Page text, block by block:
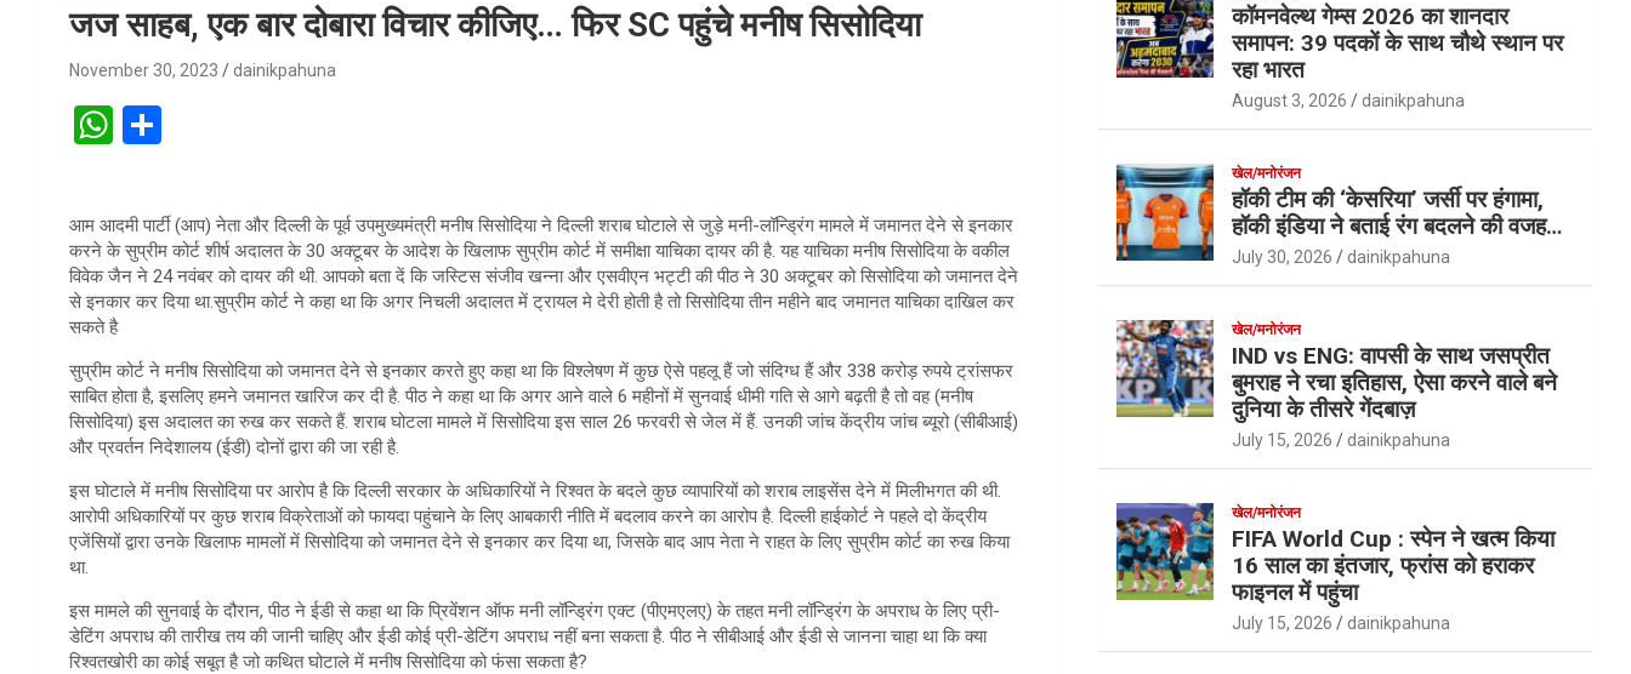
जज साहब, एक बार दोबारा व‍िचार कीज‍िए… फ‍िर SC पहुंचे मनीष स‍िसोद‍िया
November 30, 2023 dainikpahuna
W
s
A
p
p
ar
e
आम आदमी पार्टी (आप) नेता और दिल्ली के पूर्व उपमुख्यमंत्री मनीष सिसोदिया ने दिल्ली शराब घोटाले से जुड़े मनी-लॉन्ड्रिंग मामले में जमानत देने से इनकार
करने के सुप्रीम कोर्ट शीर्ष अदालत के 30 अक्टूबर के आदेश के खिलाफ सुप्रीम कोर्ट में समीक्षा याचिका दायर की है. यह याचिका मनीष स‍िसोद‍िया के वकील
विवेक जैन ने 24 नवंबर को दायर की थी. आपको बता दें क‍ि जस्टिस संजीव खन्ना और एसवीएन भट्टी की पीठ ने 30 अक्टूबर को सिसोदिया को जमानत देने
से इनकार कर दिया था.सुप्रीम कोर्ट ने कहा था कि अगर निचली अदालत में ट्रायल मे देरी होती है तो सिसोदिया तीन महीने बाद जमानत याचिका दाखिल कर
सकते है
सुप्रीम कोर्ट ने मनीष स‍िसोद‍िया को जमानत देने से इनकार करते हुए कहा था क‍ि विश्लेषण में कुछ ऐसे पहलू हैं जो संदिग्ध हैं और 338 करोड़ रुपये ट्रांसफर
साब‍ित होता है, इसल‍िए हमने जमानत खारिज कर दी है. पीठ ने कहा था कि अगर आने वाले 6 महीनों में सुनवाई धीमी गति से आगे बढ़ती है तो वह (मनीष
स‍िसोद‍िया) इस अदालत का रुख कर सकते हैं. शराब घोटला मामले में सिसोदिया इस साल 26 फरवरी से जेल में हैं. उनकी जांच केंद्रीय जांच ब्यूरो (सीबीआई)
और प्रवर्तन निदेशालय (ईडी) दोनों द्वारा की जा रही है.
इस घोटाले में मनीष स‍िसोद‍िया पर आरोप है क‍ि दिल्ली सरकार के अधिकारियों ने रिश्वत के बदले कुछ व्यापारियों को शराब लाइसेंस देने में मिलीभगत की थी.
आरोपी अधिकारियों पर कुछ शराब विक्रेताओं को फायदा पहुंचाने के लिए आबकारी नीति में बदलाव करने का आरोप है. दिल्ली हाईकोर्ट ने पहले दो केंद्रीय
एजेंसियों द्वारा उनके खिलाफ मामलों में सिसोदिया को जमानत देने से इनकार कर दिया था, जिसके बाद आप नेता ने राहत के लिए सुप्रीम कोर्ट का रुख किया
था.
इस मामले की सुनवाई के दौरान, पीठ ने ईडी से कहा था कि प्रिवेंशन ऑफ मनी लॉन्ड्रिंग एक्ट (पीएमएलए) के तहत मनी लॉन्ड्रिंग के अपराध के लिए प्री-
डेटिंग अपराध की तारीख तय की जानी चाहिए और ईडी कोई प्री-डेटिंग अपराध नहीं बना सकता है. पीठ ने सीबीआई और ईडी से जानना चाहा था कि क्या
रिश्वतखोरी का कोई सबूत है जो कथित घोटाले में मनीष सिसोदिया को फंसा सकता है?
कॉमनवेल्थ गेम्स 2026 का शानदार
समापन: 39 पदकों के साथ चौथे स्थान पर
रहा भारत
August 3, 2026 dainikpahuna
खेल/मनोरंजन
हॉकी टीम की ‘केसरिया’ जर्सी पर हंगामा,
हॉकी इंडिया ने बताई रंग बदलने की वजह…
July 30, 2026 dainikpahuna
खेल/मनोरंजन
IND vs ENG: वापसी के साथ जसप्रीत
बुमराह ने रचा इतिहास, ऐसा करने वाले बने
दुनिया के तीसरे गेंदबाज़
July 15, 2026 dainikpahuna
खेल/मनोरंजन
FIFA World Cup : स्पेन ने खत्म किया
16 साल का इंतजार, फ्रांस को हराकर
फाइनल में पहुंचा
July 15, 2026 dainikpahuna